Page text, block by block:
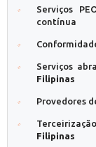
Serviços
contínua
Serviços
Filipinas
Provedores
Filipinas